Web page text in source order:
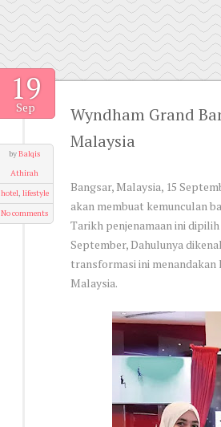
19
Sep
byBalqis
Athirah
hotel, lifestyle
No comments
Wyndham Grand
Malaysia
Bangsar, Malaysia, 15
akan membuat kemunculan
Tarikh penjenamaan ini
September, Dahulunya
transformasi ini menandakan
Malaysia.